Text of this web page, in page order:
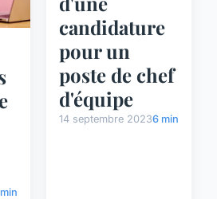
candidature
pour un
poste de chef
d'équipe
14 septembre 20236 min